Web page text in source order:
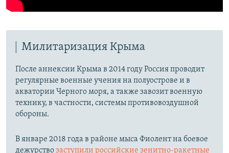
Милитаризация Крыма
После аннексии Крыма в 2014 году Россия проводит
регулярные военные учения на полуострове и в
акватории Черного моря, а также завозит военную
технику, в частности, системы противовоздушной
обороны.
​В январе 2018 года в районе мыса Фиолент на боевое
дежурствозаступили российские зенитно-ракетные